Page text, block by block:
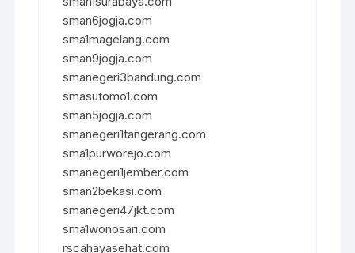
sman6jogja.com
sma1magelang.com
sman9jogja.com
smanegeri3bandung.com
smasutomo1.com
sman5jogja.com
smanegeri1tangerang.com
sma1purworejo.com
smanegeri1jember.com
sman2bekasi.com
smanegeri47jkt.com
sma1wonosari.com
rscahayasehat.com